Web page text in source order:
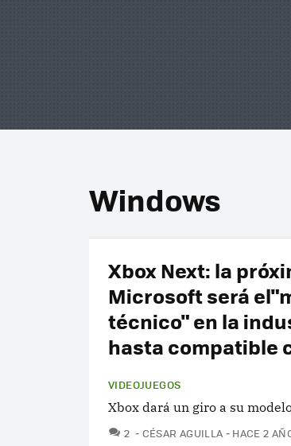
Windows
Xbox Next: la
Microsoft será
técnico" en la
hasta compatible
VIDEOJUEGOS
Xbox dará un giro a su
2 COMENTARIOS
CÉSAR AGUILLA HACE 2